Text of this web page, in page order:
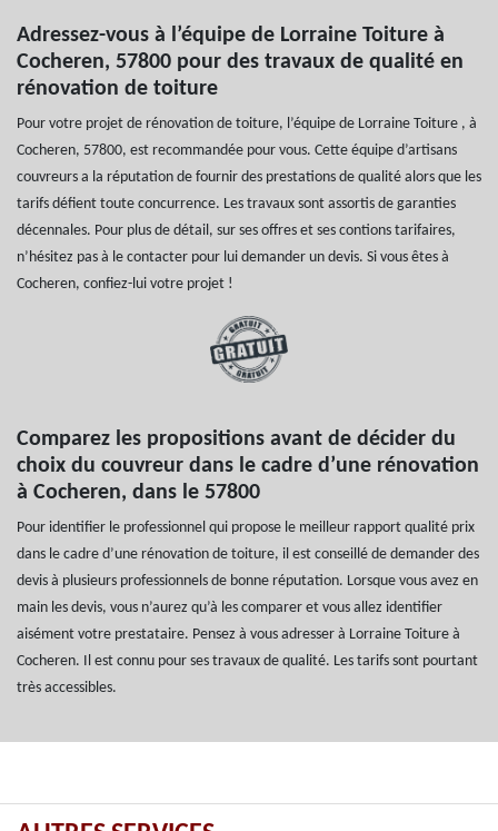
Adressez-vous à l’équipe de Lorraine Toiture à
Cocheren, 57800 pour des travaux de qualité en
rénovation de toiture
Pour votre projet de rénovation de toiture, l’équipe de Lorraine Toiture , à
Cocheren, 57800, est recommandée pour vous. Cette équipe d’artisans
couvreurs a la réputation de fournir des prestations de qualité alors que les
tarifs défient toute concurrence. Les travaux sont assortis de garanties
décennales. Pour plus de détail, sur ses offres et ses contions tarifaires,
n’hésitez pas à le contacter pour lui demander un devis. Si vous êtes à
Cocheren, confiez-lui votre projet !
Comparez les propositions avant de décider du
choix du couvreur dans le cadre d’une rénovation
à Cocheren, dans le 57800
Pour identifier le professionnel qui propose le meilleur rapport qualité prix
dans le cadre d’une rénovation de toiture, il est conseillé de demander des
devis à plusieurs professionnels de bonne réputation. Lorsque vous avez en
main les devis, vous n’aurez qu’à les comparer et vous allez identifier
aisément votre prestataire. Pensez à vous adresser à Lorraine Toiture à
Cocheren. Il est connu pour ses travaux de qualité. Les tarifs sont pourtant
très accessibles.